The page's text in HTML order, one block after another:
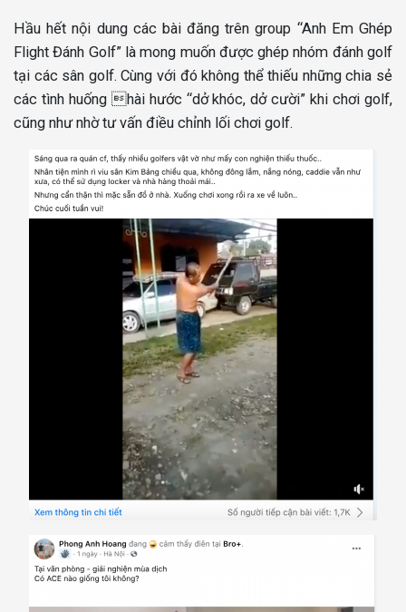
Hầu hết nội dung các bài đăng trên group “Anh Em Ghép
Flight Đánh Golf” là mong muốn được ghép nhóm đánh golf
tại các sân golf. Cùng với đó không thể thiếu những chia sẻ
các tình huống hài hước “dở khóc, dở cười” khi chơi golf,
cũng như nhờ tư vấn điều chỉnh lối chơi golf.